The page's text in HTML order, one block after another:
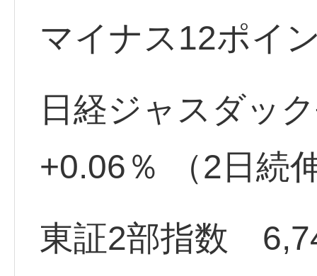
マイナス12ポイ
日経ジャスダッ
+0.06％ （2日続
東証2部指数